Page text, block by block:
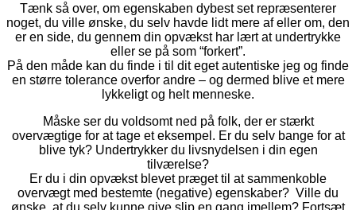
Tænk så over, om egenskaben dybest set repræsenterer
noget, du ville ønske, du selv havde lidt mere af eller om, den
er en side, du gennem din opvækst har lært at undertrykke
eller se på som “forkert”.
På den måde kan du finde i til dit eget autentiske jeg og finde
en større tolerance overfor andre – og dermed blive et mere
lykkeligt og helt menneske.
Måske ser du voldsomt ned på folk, der er stærkt
overvægtige for at tage et eksempel. Er du selv bange for at
blive tyk? Undertrykker du livsnydelsen i din egen
tilværelse?
Er du i din opvækst blevet præget til at sammenkoble
overvægt med bestemte (negative) egenskaber? Ville du
ønske, at du selv kunne give slip en gang imellem? Fortsæt